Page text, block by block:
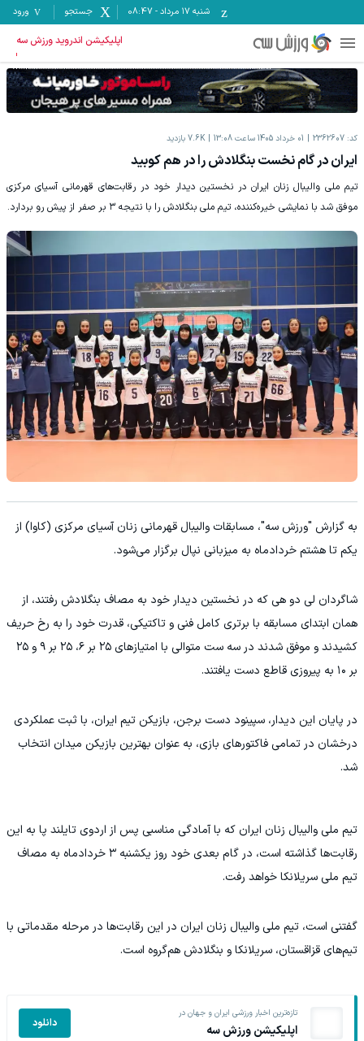
شنبه ۱۷ مرداد -
08:47 جستجو ورود
اپلیکیشن اندروید ورزش سه
کد: 2362607 01 خرداد 1405 ساعت 13:08 7.6K بازدید
ایران در گام نخست بنگلادش را در هم کوبید
تیم ملی والیبال زنان ایران در نخستین دیدار خود در رقابت‌های قهرمانی آسیای مرکزی
موفق شد با نمایشی خیره‌کننده، تیم ملی بنگلادش را با نتیجه ۳ بر صفر از پیش رو بردارد.
به گزارش "ورزش سه"، مسابقات والیبال قهرمانی زنان آسیای مرکزی (کاوا) از
یکم تا هشتم خردادماه به میزبانی نپال برگزار می‌شود.
شاگردان لی دو هی که در نخستین دیدار خود به مصاف بنگلادش رفتند، از
همان ابتدای مسابقه با برتری کامل فنی و تاکتیکی، قدرت خود را به رخ حریف
کشیدند و موفق شدند در سه ست متوالی با امتیازهای ۲۵ بر ۶، ۲۵ بر ۹ و ۲۵
بر ۱۰ به پیروزی قاطع دست یافتند.
در پایان این دیدار، سپینود دست برجن، بازیکن تیم ایران، با ثبت عملکردی
درخشان در تمامی فاکتورهای بازی، به عنوان بهترین بازیکن میدان انتخاب
شد.
تیم ملی والیبال زنان ایران که با آمادگی مناسبی پس از اردوی تایلند پا به این
رقابت‌ها گذاشته است، در گام بعدی خود روز یکشنبه ۳ خردادماه به مصاف
تیم ملی سریلانکا خواهد رفت.
گفتنی است، تیم ملی والیبال زنان ایران در این رقابت‌ها در مرحله مقدماتی با
تیم‌های قزاقستان، سریلانکا و بنگلادش هم‌گروه است.
تازه‌ترین اخبار ورزشی ایران و جهان در
اپلیکیشن ورزش سه دانلود